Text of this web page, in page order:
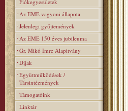
Fiókegyesületek
Az EME vagyoni állapota
Jelenlegi gyűjtemények
Az EME 150 éves jubileuma
Gr. Mikó Imre Alapitvány
Díjak
Együttműködések /
Társintézmények
Támogatóink
Linktár